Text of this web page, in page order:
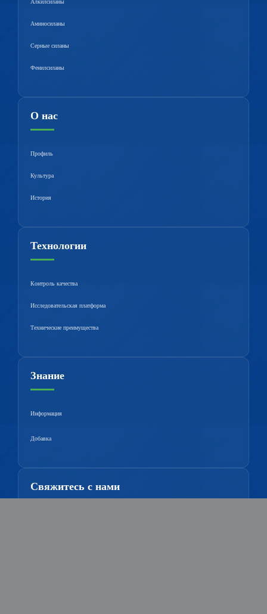
Аминосиланы
Серные силаны
Фенилсиланы
О нас
Профиль
Культура
История
Технологии
Контроль качества
Исследовательская платформа
Технические преимущества
Знание
Информация
Добавка
Свяжитесь с нами